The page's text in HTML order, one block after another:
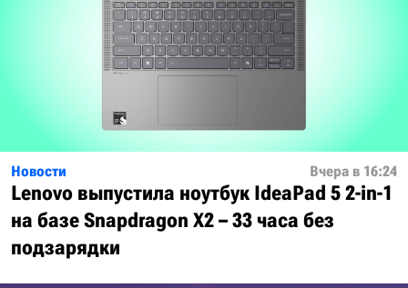
Новости Вчера в 16:24
Lenovo выпустила ноутбук IdeaPad 5 2-in-1
на базе Snapdragon X2 – 33 часа без
подзарядки